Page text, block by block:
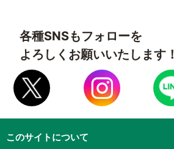
各種SNSもフォローを
よろしくお願いいたします！
このサイトについて